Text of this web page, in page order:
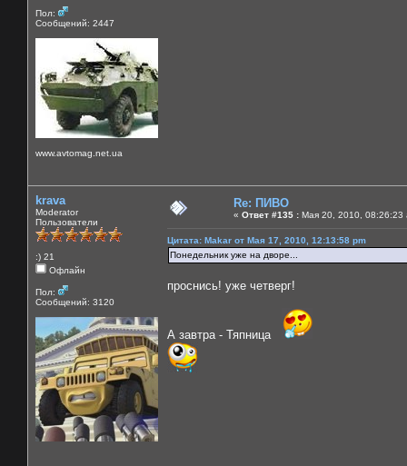
Пол:
Сообщений: 2447
www.avtomag.net.ua
krava
Moderator
Пользователи
:) 21
Офлайн
Пол:
Сообщений: 3120
Re: ПИВО
« Ответ #135 : Мая 20, 2010, 08:26:23
Цитата: Makar от Мая 17, 2010, 12:13:58 pm
Понедельник уже на дворе...
проснись! уже четверг!
А завтра - Тяпница